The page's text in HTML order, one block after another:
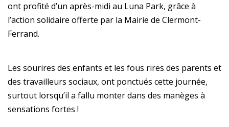
ont profité d’un après-midi au Luna Park, grâce à
l’action solidaire offerte par la Mairie de Clermont-
Ferrand.
Les sourires des enfants et les fous rires des parents et
des travailleurs sociaux, ont ponctués cette journée,
surtout lorsqu’il a fallu monter dans des manèges à
sensations fortes !